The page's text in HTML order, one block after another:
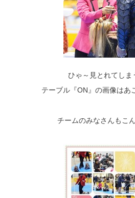
ひゃ～見とれてしま
テーブル『ON』の画像はあ
チームのみなさんもこ